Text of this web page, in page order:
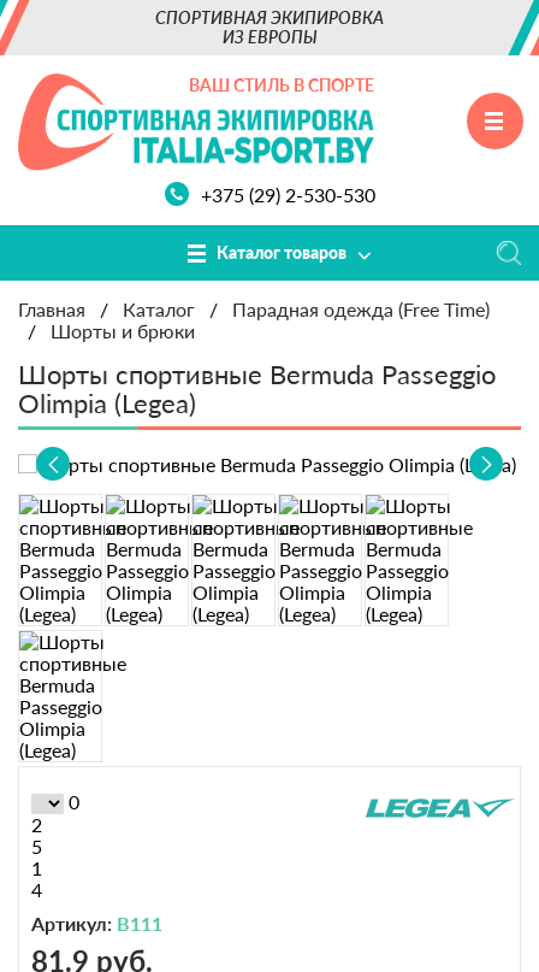
СПОРТИВНАЯ ЭКИПИРОВКА
ИЗ ЕВРОПЫ
ВАШ СТИЛЬ В СПОРТЕ
+375 (29) 2-530-530
Каталог товаров
Главная / Каталог /
Парадная одежда (Free Time)
/
Шорты и брюки
Шорты спортивные Bermuda Passeggio
Olimpia (Legea)
0
2
5
1
4
Артикул: B111
81.9 руб.